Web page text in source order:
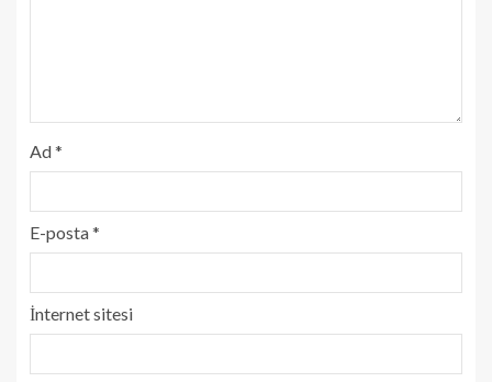
Ad*
E-posta*
İnternet sitesi